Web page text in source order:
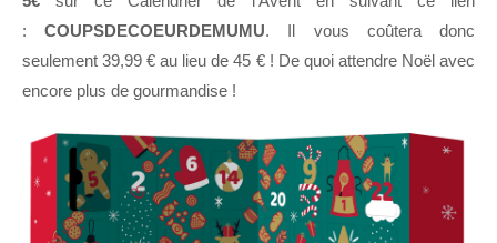
:COUPSDECOEURDEMUMU. Il vous coûtera donc
seulement 39,99 € au lieu de 45 € ! De quoi attendre Noël avec
encore plus de gourmandise !